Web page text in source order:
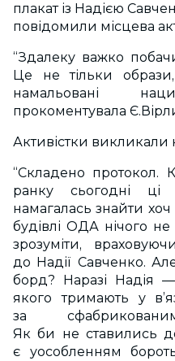
плакат із Надією
повідомили місцева
“Здалеку важко
Це не тільки
намальовані
прокоментувала
Активістки викликали
“Складено протокол.
ранку сьогодні ці
намагалась знайти
будівлі ОДА нічого
зрозуміти,
до Надії Савченко.
борд? Наразі Надія
якого тримають у
за
Як би не ставились
є уособленням